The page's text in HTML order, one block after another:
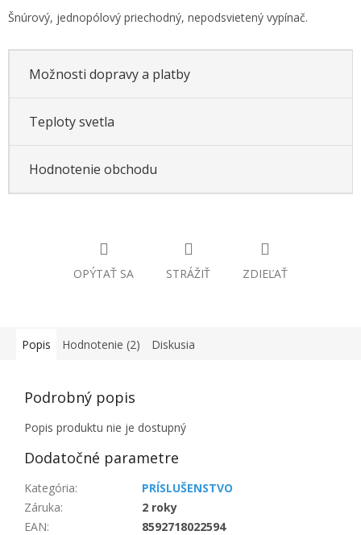
Šnúrový, jednopólový priechodný, nepodsvietený vypínač.
Možnosti dopravy a platby
Teploty svetla
Hodnotenie obchodu
OPÝTAŤ SA STRÁŽIŤ ZDIEĽAŤ
Popis Hodnotenie (2) Diskusia
Podrobný popis
Popis produktu nie je dostupný
Dodatočné parametre
Kategória:
PRÍSLUŠENSTVO
Záruka:
2 roky
EAN:
8592718022594